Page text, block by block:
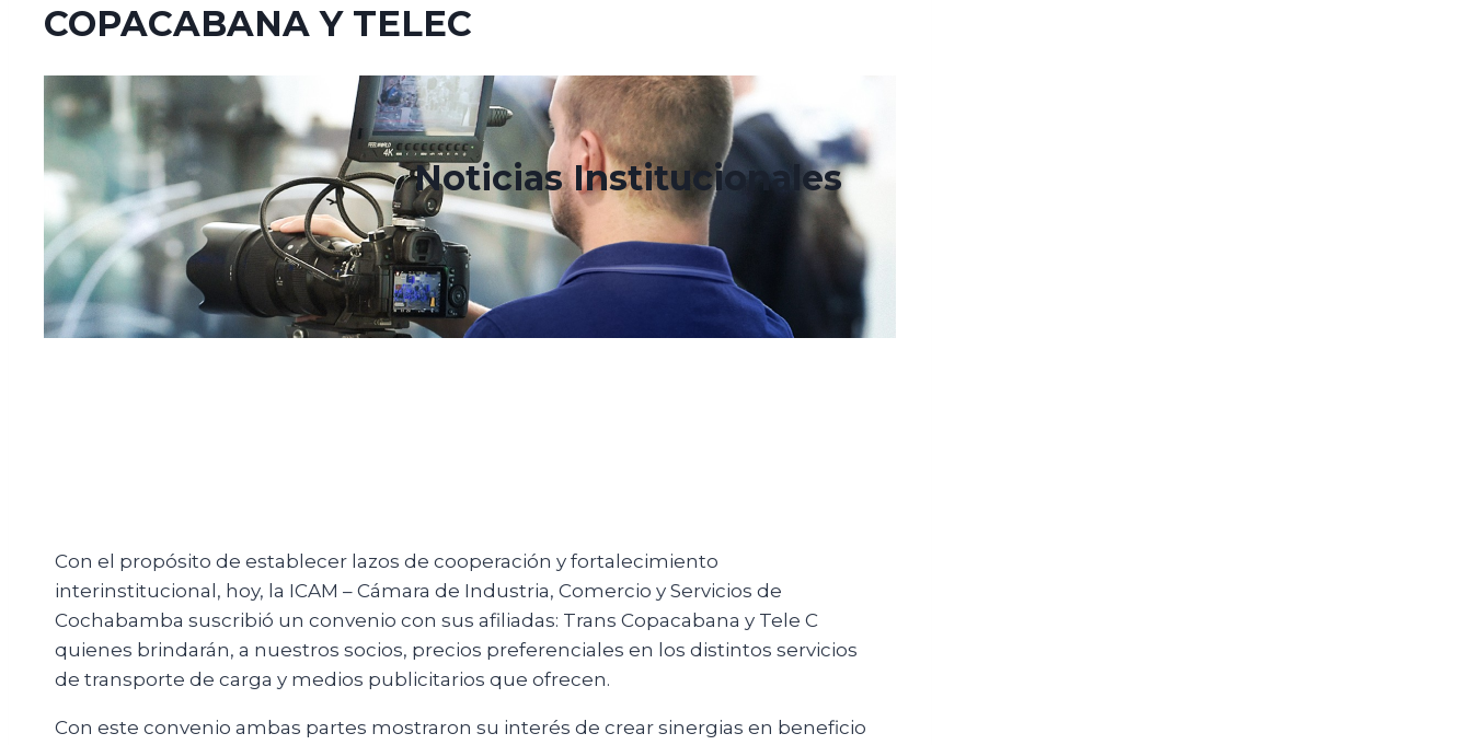
COPACABANA Y TELEC
mayo 18, 2021 junio 16, 2021
Noticias Institucionales
Con el propósito de establecer lazos de cooperación y fortalecimiento
interinstitucional, hoy, la ICAM – Cámara de Industria, Comercio y Servicios de
Cochabamba suscribió un convenio con sus afiliadas: Trans Copacabana y Tele C
quienes brindarán, a nuestros socios, precios preferenciales en los distintos servicios
de transporte de carga y medios publicitarios que ofrecen.
Con este convenio ambas partes mostraron su interés de crear sinergias en beneficio